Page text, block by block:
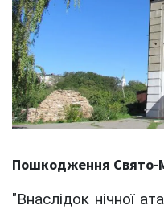
Пошкодження Свято-
"Внаслідок нічної